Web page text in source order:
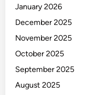
January 2026
December 2025
November 2025
October 2025
September 2025
August 2025